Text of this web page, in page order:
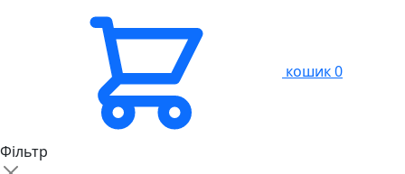
кошик0
Фільтр